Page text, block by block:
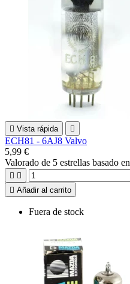
 Vista rápida 
ECH81 - 6AJ8 Valvo
5,99 €
Valorado de 5 estrellas basado en
 
 Añadir al carrito
Fuera de stock